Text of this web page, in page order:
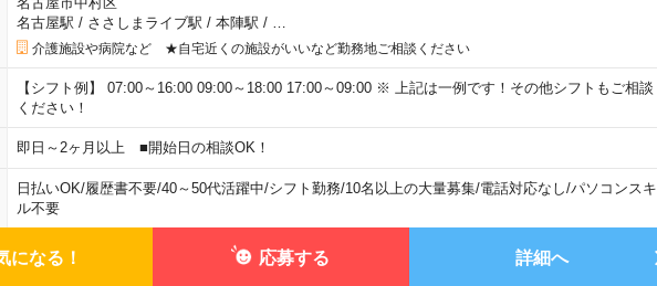
名古屋駅 / ささしまライブ駅 / 本陣駅 /
介護施設や病院など ★自宅近くの施設がいいなど勤務地ご相談ください
【シフト例】 07:00～16:00 09:00～18:00 17:00～09:00 ※ 上記は一例です！その他シフトもご相談
ください！
即日～2ヶ月以上 ■開始日の相談OK！
日払いOK/履歴書不要/40～50代活躍中/シフト勤務/10名以上の大量募集/電話対応なし/パソコンスキ
ル不要
になる！ 応募する 詳細へ